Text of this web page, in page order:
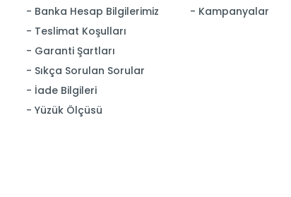
Banka Hesap Bilgilerimiz
Teslimat Koşulları
Garanti Şartları
Sıkça Sorulan Sorular
İade Bilgileri
Yüzük Ölçüsü
Kampanyalar